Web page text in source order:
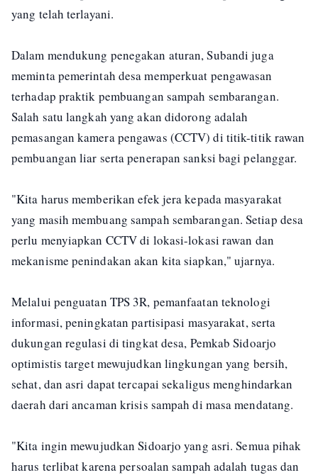
yang telah terlayani.
Dalam mendukung penegakan aturan, Subandi juga
meminta pemerintah desa memperkuat pengawasan
terhadap praktik pembuangan sampah sembarangan.
Salah satu langkah yang akan didorong adalah
pemasangan kamera pengawas (CCTV) di titik-titik rawan
pembuangan liar serta penerapan sanksi bagi pelanggar.
"Kita harus memberikan efek jera kepada masyarakat
yang masih membuang sampah sembarangan. Setiap desa
perlu menyiapkan CCTV di lokasi-lokasi rawan dan
mekanisme penindakan akan kita siapkan," ujarnya.
Melalui penguatan TPS 3R, pemanfaatan teknologi
informasi, peningkatan partisipasi masyarakat, serta
dukungan regulasi di tingkat desa, Pemkab Sidoarjo
optimistis target mewujudkan lingkungan yang bersih,
sehat, dan asri dapat tercapai sekaligus menghindarkan
daerah dari ancaman krisis sampah di masa mendatang.
"Kita ingin mewujudkan Sidoarjo yang asri. Semua pihak
harus terlibat karena persoalan sampah adalah tugas dan